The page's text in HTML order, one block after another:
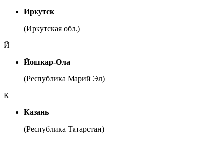
Иркутск
(Иркутская обл.)
Й
Йошкар-Ола
(Республика Марий Эл)
К
Казань
(Республика Татарстан)